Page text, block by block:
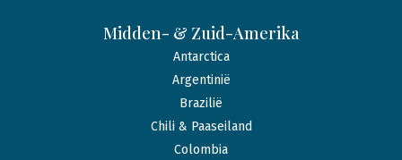
Midden- & Zuid-Amerika
Antarctica
Argentinië
Brazilië
Chili & Paaseiland
Colombia